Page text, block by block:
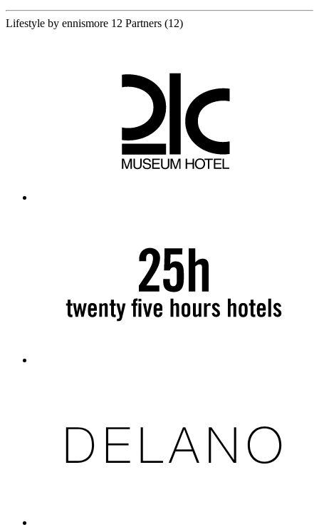
Lifestyle by ennismore 12 Partners (12)